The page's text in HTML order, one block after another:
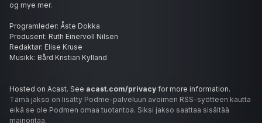
og mye mer.
Programleder: Åste Dokka
Produsent: Ruth Einervoll Nilsen
Redaktør: Elise Kruse
Musikk: Bård Kristian Kylland
Hosted on Acast. See acast.com/privacy for more information.
Tämä jakso on lisätty Podme-palveluun avoimen RSS-syötteen kautta
eikä se ole Podmen omaa tuotantoa. Siksi jakso saattaa sisältää
mainontaa.